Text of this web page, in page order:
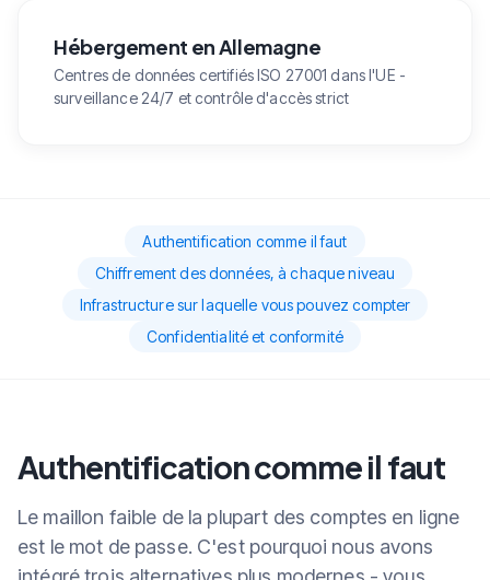
Hébergement en Allemagne
Centres de données certifiés ISO 27001 dans l'UE -
surveillance 24/7 et contrôle d'accès strict
Authentification comme il faut
Chiffrement des données, à chaque niveau
Infrastructure sur laquelle vous pouvez compter
Confidentialité et conformité
Authentification comme il faut
Le maillon faible de la plupart des comptes en ligne
est le mot de passe. C'est pourquoi nous avons